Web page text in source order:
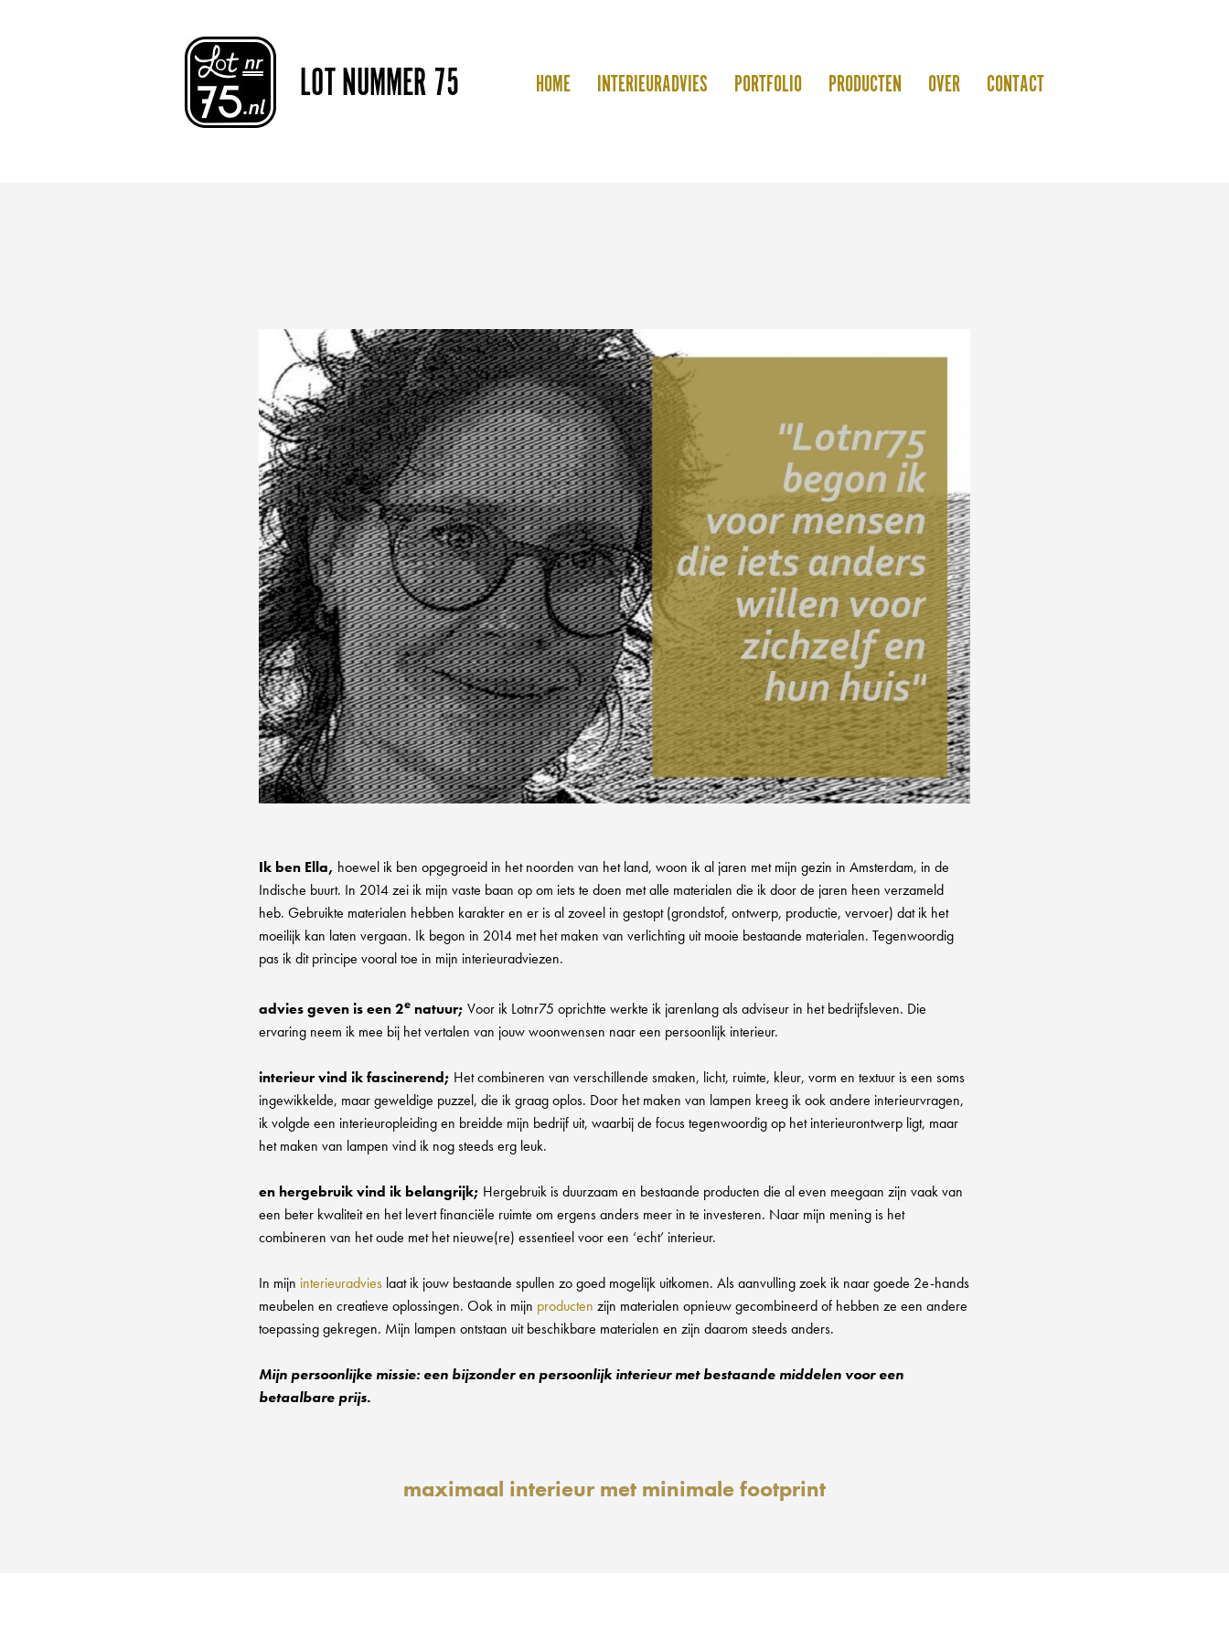
LOT NUMMER 75 HOME INTERIEURADVIES PORTFOLIO PRODUCTEN OVER CONTACT
Ik ben Ella, hoewel ik ben opgegroeid in het noorden van het land, woon ik al jaren met mijn gezin in Amsterdam, in de
Indische buurt. In 2014 zei ik mijn vaste baan op om iets te doen met alle materialen die ik door de jaren heen verzameld
heb. Gebruikte materialen hebben karakter en er is al zoveel in gestopt (grondstof, ontwerp, productie, vervoer) dat ik het
moeilijk kan laten vergaan. Ik begon in 2014 met het maken van verlichting uit mooie bestaande materialen. Tegenwoordig
pas ik dit principe vooral toe in mijn interieuradviezen.
advies gevenis een 2e natuur;Voor ik Lotnr75 oprichtte werkte ik jarenlang als adviseur in het bedrijfsleven. Die
ervaring neem ik mee bij het vertalen van jouw woonwensen naar een persoonlijk interieur.
interieur vind ik fascinerend; Het combineren van verschillende smaken, licht, ruimte, kleur, vorm en textuur is een soms
ingewikkelde, maar geweldige puzzel, die ik graag oplos. Door het maken van lampen kreeg ik ook andere interieurvragen,
ik volgde een interieuropleiding en breidde mijn bedrijf uit, waarbij de focus tegenwoordig op het interieurontwerp ligt, maar
het maken van lampen vind ik nog steeds erg leuk.
en hergebruik vind ik belangrijk; Hergebruik is duurzaam en bestaande producten die al even meegaan zijn vaak van
een beter kwaliteit en het levert financiële ruimte om ergens anders meer in te investeren. Naar mijn mening is het
combineren van het oude met het nieuwe(re) essentieel voor een ‘echt’ interieur.
In mijn interieuradvies laat ik jouw bestaande spullen zo goed mogelijk uitkomen. Als aanvulling zoek ik naar goede 2e-hands
meubelen en creatieve oplossingen. Ook in mijn producten zijn materialen opnieuw gecombineerd of hebben ze een andere
toepassing gekregen. Mijn lampen ontstaan uit beschikbare materialen en zijn daarom steeds anders.
Mijn persoonlijke missie: een bijzonder en persoonlijk interieur met bestaande middelen voor een
betaalbare prijs.
maximaal interieur met minimale footprint